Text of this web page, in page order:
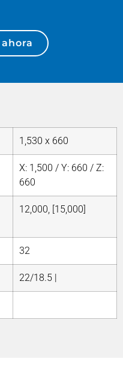
1,530 x 660
X: 1,500 / Y: 660 / Z:
660
12,000, [15,000]
32
22/18.5 |